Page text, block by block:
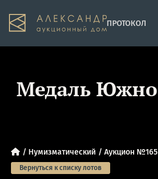
ПРОТОКОЛ
Медаль Южно-
Нумизматический Аукцион №165
Вернуться к списку лотов